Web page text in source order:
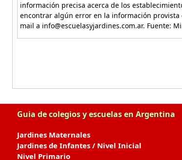
información precisa acerca de los
encontrar algún error en la información
mail a info@escuelasyjardines.com.ar. Fuente:
Guia de colegios y escuelas en Argentina
Jardines Maternales
Jardines de Infantes / Nivel Inicial
Nivel Primario